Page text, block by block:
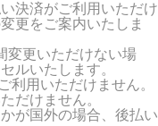
決済がご利用いただけ
更をご案内いたしま
変更いただけない場
ルいたします。
利用いただけません。
だけません。
が国外の場合、後払い